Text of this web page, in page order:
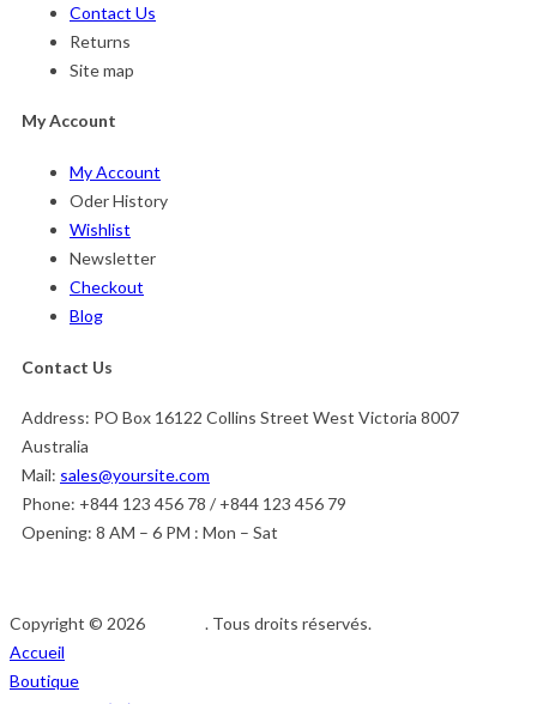
Contact Us
Returns
Site map
My Account
My Account
Oder History
Wishlist
Newsletter
Checkout
Blog
Contact Us
Address: PO Box 16122 Collins Street West Victoria 8007
Australia
Mail: sales@yoursite.com
Phone: +844 123 456 78 / +844 123 456 79
Opening: 8 AM – 6 PM : Mon – Sat
Copyright © 2026
. Tous droits réservés.
Accueil
Boutique